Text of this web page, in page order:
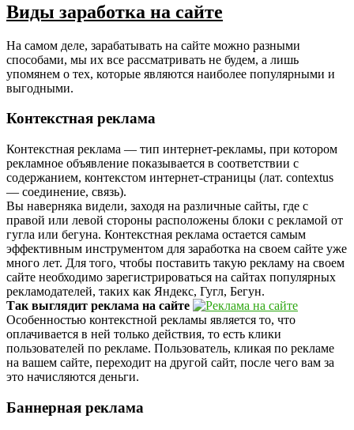
Виды заработка на сайте
На самом деле, зарабатывать на сайте можно разными
способами, мы их все рассматривать не будем, а лишь
упомянем о тех, которые являются наиболее популярными и
выгодными.
Контекстная реклама
Контекстная реклама — тип интернет-рекламы, при котором
рекламное объявление показывается в соответствии с
содержанием, контекстом интернет-страницы (лат. contextus
— соединение, связь).
Вы наверняка видели, заходя на различные сайты, где с
правой или левой стороны расположены блоки с рекламой от
гугла или бегуна. Контекстная реклама остается самым
эффективным инструментом для заработка на своем сайте уже
много лет. Для того, чтобы поставить такую рекламу на своем
сайте необходимо зарегистрироваться на сайтах популярных
рекламодателей, таких как Яндекс, Гугл, Бегун.
Так выглядит реклама на сайте
Особенностью контекстной рекламы является то, что
оплачивается в ней только действия, то есть клики
пользователей по рекламе. Пользователь, кликая по рекламе
на вашем сайте, переходит на другой сайт, после чего вам за
это начисляются деньги.
Баннерная реклама